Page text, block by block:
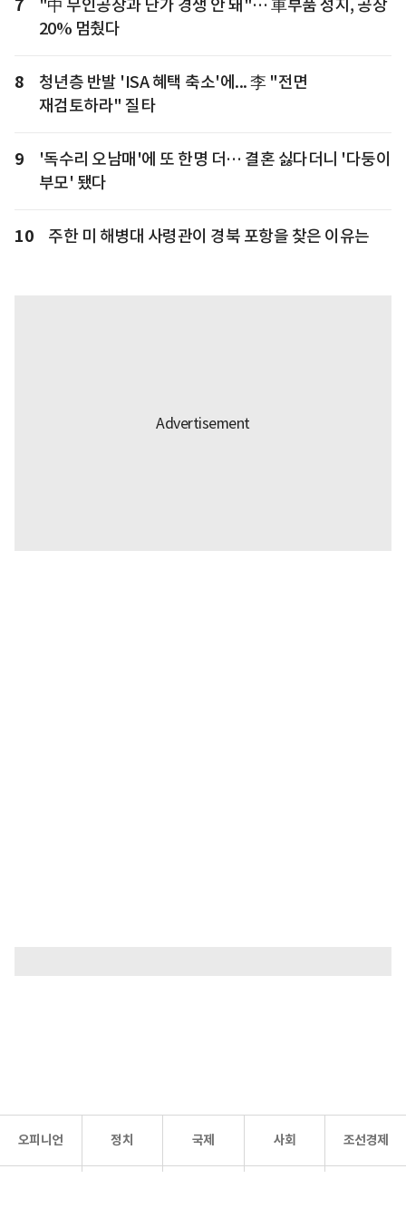
7
"中 무인공장과 단가 경쟁 안 돼"… 車부품 성지, 공장
20% 멈췄다
8
청년층 반발 'ISA 혜택 축소'에... 李 "전면
재검토하라" 질타
9
'독수리 오남매'에 또 한명 더… 결혼 싫다더니 '다둥이
부모' 됐다
10 주한 미 해병대 사령관이 경북 포항을 찾은 이유는
오피니언 정치 국제 사회 조선경제